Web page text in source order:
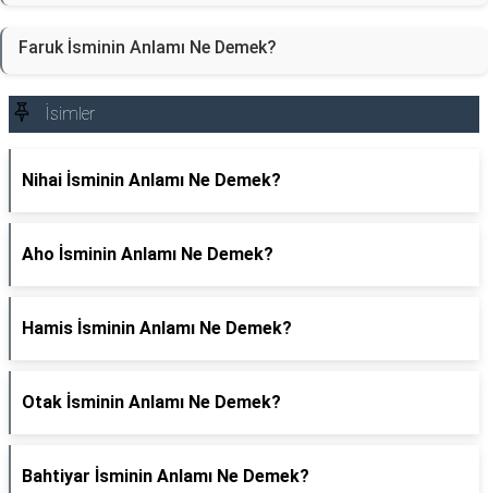
Faruk İsminin Anlamı Ne Demek?
İsimler
Nihai İsminin Anlamı Ne Demek?
Aho İsminin Anlamı Ne Demek?
Hamis İsminin Anlamı Ne Demek?
Otak İsminin Anlamı Ne Demek?
Bahtiyar İsminin Anlamı Ne Demek?